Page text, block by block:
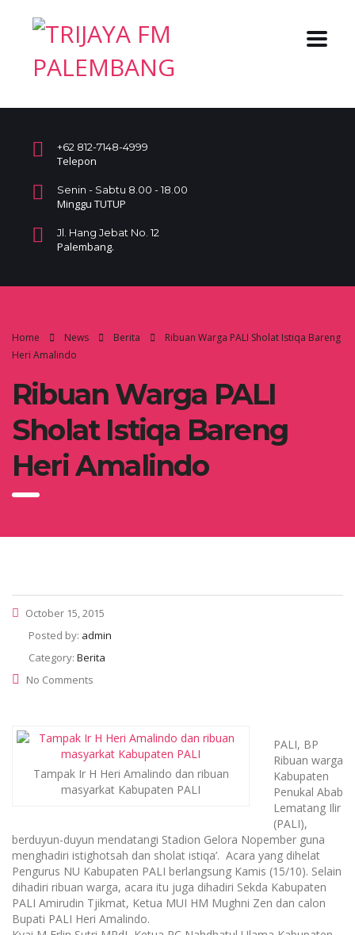
+62 812-7148-4999
Telepon
Senin - Sabtu 8.00 - 18.00
Minggu TUTUP
Jl. Hang Jebat No. 12
Palembang.
Home News Berita
Ribuan War‎ga PALI Sholat Istiqa Bareng
Heri Amalindo
Ribuan War‎ga PALI
Sholat Istiqa Bareng
Heri Amalindo
October 15, 2015
Posted by: admin
Category: Berita
No Comments
Tampak Ir H Heri Amalindo dan ribuan
masyarkat Kabupaten PALI
PALI, BP
Ribuan warga
Kabupaten
Penukal Abab
Lematang Ilir
(PALI),
berduyun-duyun mendatangi Stadion Gelora Nopember guna
menghadiri istighotsah dan sholat istiqa’. Acara yang dihelat
Pengurus NU Kabupaten PALI berlangsung Kamis (15/10). Selain
dihadiri ribuan warga, acara itu juga dihadiri Sekda Kabupaten
PALI Amirudin Tjikmat, Ketua MUI HM Mughni Zen dan calon
Bupati PALI Heri Amalindo.